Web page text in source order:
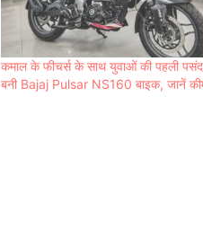
कमाल के फीचर्स के साथ युवाओं की पहली पसंद
बनी Bajaj Pulsar NS160 बाइक, जानें